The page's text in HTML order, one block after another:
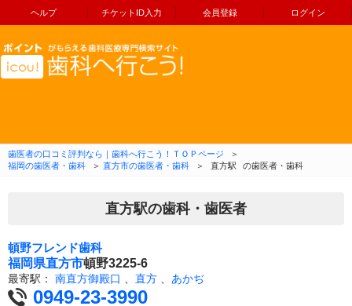
ヘルプ チケットID入力 会員登録 ログイン
コンテンツへ移動
歯医者の口コミ評判なら｜歯科へ行こう！ＴＯＰページ
＞
福岡の歯医者・歯科
＞ 直方市の歯医者・歯科 ＞ 直方駅 の歯医者・歯科
直方駅の歯科・歯医者
頓野フレンド歯科
福岡県直方市頓野3225-6
最寄駅： 南直方御殿口 直方 あかぢ
0949-23-3990